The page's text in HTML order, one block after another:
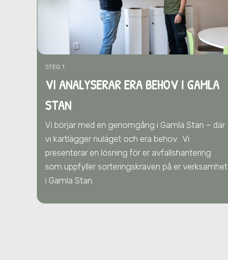
STEG 1
VI ANALYSERAR ERA BEHOV I GAMLA
STAN
Vi börjar med en genomgång i Gamla Stan – där
vi kartlägger nuläget och era behov. Vi
presenterar en lösning för er avfallshantering
som uppfyller sorteringskraven på er verksamhet
i Gamla Stan.